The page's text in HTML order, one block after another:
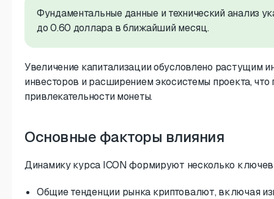
Фундаментальные данные и технический анализ
до 0.60 доллара в ближайший месяц.
Увеличение капитализации обусловлено растущим
инвесторов и расширением экосистемы проекта, что
привлекательности монеты.
Основные факторы влияния
Динамику курса ICON формируют несколько
Общие тенденции рынка криптовалют, включая